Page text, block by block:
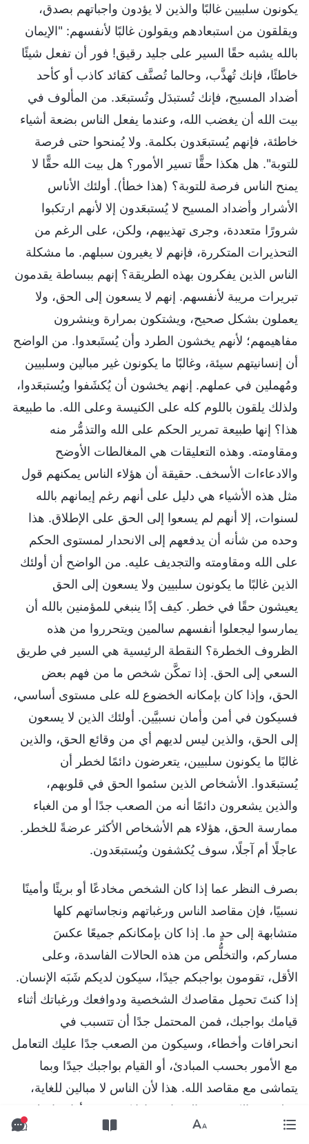
يكونون سلبيين غالبًا والذين لا يؤدون واجباتهم بصدق،
ويقلقون من استبعادهم ويقولون غالبًا لأنفسهم: "الإيمان
بالله يشبه حقًا السير على جليد رقيق! فور أن تفعل شيئًا
خاطئًا، فإنك تُهذَّب، وحالما تُصنَّف كقائد كاذب أو كأحد
أضداد المسيح، فإنك تُستبدَل وتُستبعَد. من المألوف في
بيت الله أن يغضب الله، وعندما يفعل الناس بضعة أشياء
خاطئة، فإنهم يُستبعَدون بكلمة. ولا يُمنحوا حتى فرصة
للتوبة". هل هكذا حقًّا تسير الأمور؟ هل بيت الله حقًّا لا
يمنح الناس فرصة للتوبة؟ (هذا خطأ). أولئك الأناس
الأشرار وأضداد المسيح لا يُستبعَدون إلا لأنهم ارتكبوا
شرورًا متعددة، وجرى تهذيبهم، ولكن، على الرغم من
التحذيرات المتكررة، فإنهم لا يغيرون سبلهم. ما مشكلة
الناس الذين يفكرون بهذه الطريقة؟ إنهم ببساطة يقدمون
تبريرات مريبة لأنفسهم. إنهم لا يسعون إلى الحق، ولا
يعملون بشكل صحيح، ويشتكون بمرارة وينشرون
مفاهيمهم؛ لأنهم يخشون الطرد وأن يُستَبعدوا. من الواضح
أن إنسانيتهم سيئة، وغالبًا ما يكونون غير مبالين وسلبيين
ومُهملين في عملهم. إنهم يخشون أن يُكشَفوا ويُستبعَدوا،
ولذلك يلقون باللوم كله على الكنيسة وعلى الله. ما طبيعة
هذا؟ إنها طبيعة تمرير الحكم على الله والتذمُّر منه
ومقاومته. وهذه التعليقات هي المغالطات الأوضح
والادعاءات الأسخف. حقيقة أن هؤلاء الناس يمكنهم قول
مثل هذه الأشياء هي دليل على أنهم رغم إيمانهم بالله
لسنوات، إلا أنهم لم يسعوا إلى الحق على الإطلاق. هذا
وحده من شأنه أن يدفعهم إلى الانحدار لمستوى الحكم
على الله ومقاومته والتجديف عليه. من الواضح أن أولئك
الذين غالبًا ما يكونون سلبيين ولا يسعون إلى الحق
يعيشون حقًا في خطر. كيف إذًا ينبغي للمؤمنين بالله أن
يمارسوا ليجعلوا أنفسهم سالمين ويتحرروا من هذه
الظروف الخطرة؟ النقطة الرئيسية هي السير في طريق
السعي إلى الحق. إذا تمكَّن شخص ما من فهم بعض
الحق، وإذا كان بإمكانه الخضوع لله على مستوى أساسي،
فسيكون في أمن وأمان نسبيَّين. أولئك الذين لا يسعون
إلى الحق، والذين ليس لديهم أي من وقائع الحق، والذين
غالبًا ما يكونون سلبيين، يتعرضون دائمًا لخطر أن
يُستبعَدوا. الأشخاص الذين سئموا الحق في قلوبهم،
والذين يشعرون دائمًا أنه من الصعب جدًا أو من الغباء
ممارسة الحق، هؤلاء هم الأشخاص الأكثر عرضةً للخطر.
عاجلًا أم آجلًا، سوف يُكشفون ويُستبعَدون.
بصرف النظر عما إذا كان الشخص مخادعًا أو بريئًا وأمينًا
نسبيًا، فإن مقاصد الناس ورغباتهم ونجاساتهم كلها
متشابهة إلى حدٍ ما. إذا كان بإمكانكم جميعًا عكسَ
مساركم، والتخلُّص من هذه الحالات الفاسدة، وعلى
الأقل، تقومون بواجبكم جيدًا، سيكون لديكم شَبَه الإنسان.
إذا كنتَ تحمِل مقاصدك الشخصية ودوافعك ورغباتك أثناء
قيامك بواجبك، فمن المحتمل جدًا أن تتسبب في
انحرافات وأخطاء، وسيكون من الصعب جدًا عليك التعامل
مع الأمور بحسب المبادئ، أو القيام بواجبك جيدًا وبما
يتماشى مع مقاصد الله. هذا لأن الناس لا مبالين للغاية،
ومليؤون بالكثير من الشوائب. إذا كنت تريد أداء واجبك
على نحوٍ جيد، فيجب عليك أولًا علاج مقاصدك ورغباتك